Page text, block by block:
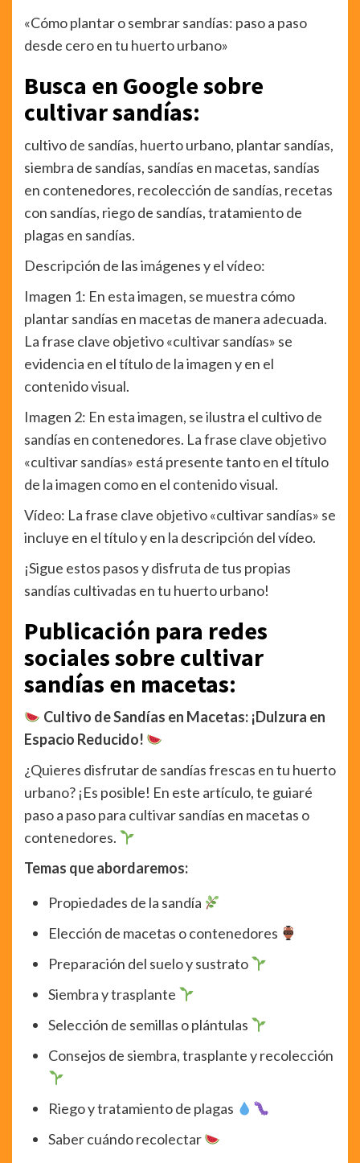
«Cómo plantar o sembrar sandías: paso a paso
desde cero en tu huerto urbano»
Busca en Google sobre
cultivar sandías:
cultivo de sandías, huerto urbano, plantar sandías,
siembra de sandías, sandías en macetas, sandías
en contenedores, recolección de sandías, recetas
con sandías, riego de sandías, tratamiento de
plagas en sandías.
Descripción de las imágenes y el vídeo:
Imagen 1: En esta imagen, se muestra cómo
plantar sandías en macetas de manera adecuada.
La frase clave objetivo «cultivar sandías» se
evidencia en el título de la imagen y en el
contenido visual.
Imagen 2: En esta imagen, se ilustra el cultivo de
sandías en contenedores. La frase clave objetivo
«cultivar sandías» está presente tanto en el título
de la imagen como en el contenido visual.
Vídeo: La frase clave objetivo «cultivar sandías» se
incluye en el título y en la descripción del vídeo.
¡Sigue estos pasos y disfruta de tus propias
sandías cultivadas en tu huerto urbano!
Publicación para redes
sociales sobre cultivar
sandías en macetas:
Cultivo de Sandías en Macetas: ¡Dulzura en
Espacio Reducido!
¿Quieres disfrutar de sandías frescas en tu huerto
urbano? ¡Es posible! En este artículo, te guiaré
paso a paso para cultivar sandías en macetas o
contenedores.
Temas que abordaremos:
Propiedades de la sandía
Elección de macetas o contenedores
Preparación del suelo y sustrato
Siembra y trasplante
Selección de semillas o plántulas
Consejos de siembra, trasplante y recolección
Riego y tratamiento de plagas
Saber cuándo recolectar